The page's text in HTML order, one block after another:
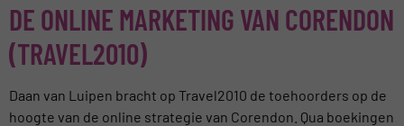
DE ONLINE MARKETING VAN CORENDON
(TRAVEL2010)
Daan van Luipen bracht op Travel2010 de toehoorders op de
hoogte van de online strategie van Corendon. Qua boekingen